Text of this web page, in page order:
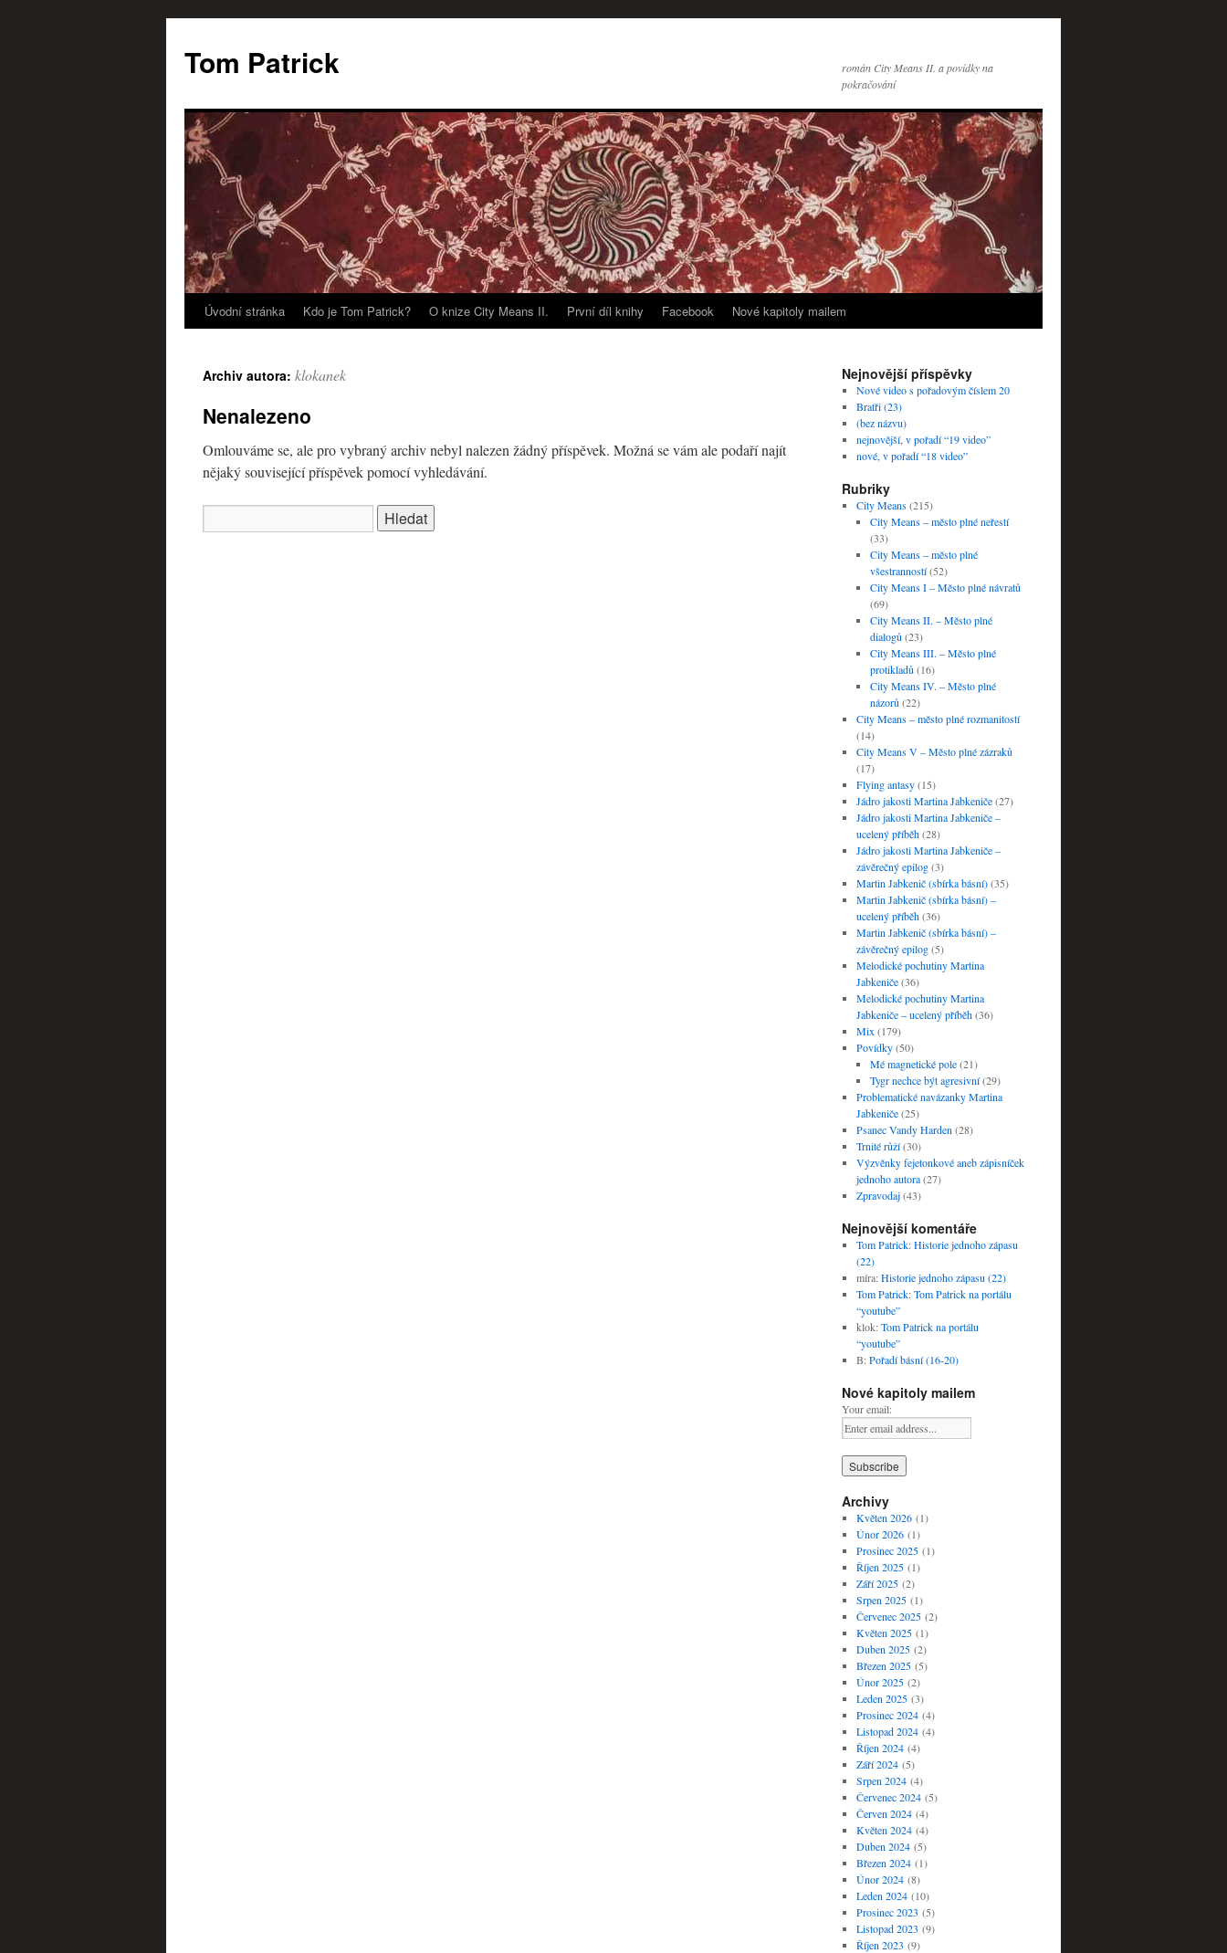
Tom Patrick
román City Means II. a povídky na
pokračování
Přejít
obsahu
webu
Úvodní stránka Kdo je Tom Patrick? O knize City Means II. První díl knihy Facebook Nové kapitoly mailem
Archiv autora: klokanek
Nenalezeno
Omlouváme se, ale pro vybraný archiv nebyl nalezen žádný příspěvek. Možná se vám ale podaří najít
nějaký související příspěvek pomocí vyhledávání.
Nejnovější příspěvky
Nové video s pořadovým číslem 20
Bratři (23)
(bez názvu)
nejnovější, v pořadí “19 video”
nové, v pořadí “18 video”
Rubriky
City Means(215)
City Means – město plné neřestí
(33)
City Means – město plné
všestranností(52)
City Means I – Město plné návratů
(69)
City Means II. – Město plné
dialogů (23)
City Means III. – Město plné
protikladů (16)
City Means IV. – Město plné
názorů (22)
City Means – město plné rozmanitostí
(14)
City Means V – Město plné zázraků
(17)
Flying antasy(15)
Jádro jakosti Martina Jabkeniče(27)
Jádro jakosti Martina Jabkeniče –
ucelený příběh(28)
Jádro jakosti Martina Jabkeniče –
závěrečný epilog(3)
Martin Jabkenič (sbírka básní)(35)
Martin Jabkenič (sbírka básní) –
ucelený příběh(36)
Martin Jabkenič (sbírka básní) –
závěrečný epilog(5)
Melodické pochutiny Martina
Jabkeniče(36)
Melodické pochutiny Martina
Jabkeniče – ucelený příběh(36)
Mix (179)
Povídky(50)
Mé magnetické pole(21)
Tygr nechce být agresivní(29)
Problematické navázanky Martina
Jabkeniče(25)
Psanec Vandy Harden (28)
Trnité růží(30)
Výzvěnky fejetonkové aneb zápisníček
jednoho autora(27)
Zpravodaj(43)
Nejnovější komentáře
Tom Patrick:Historie jednoho zápasu
(22)
míra:Historie jednoho zápasu (22)
Tom Patrick:Tom Patrick na portálu
“youtube”
klok:Tom Patrick na portálu
“youtube”
B:Pořadí básní (16-20)
Nové kapitoly mailem
Your email:
Archivy
Květen 2026(1)
Únor 2026(1)
Prosinec 2025(1)
Říjen 2025(1)
Září 2025(2)
Srpen 2025(1)
Červenec 2025(2)
Květen 2025(1)
Duben 2025(2)
Březen 2025(5)
Únor 2025(2)
Leden 2025(3)
Prosinec 2024(4)
Listopad 2024(4)
Říjen 2024(4)
Září 2024(5)
Srpen 2024(4)
Červenec 2024(5)
Červen 2024(4)
Květen 2024(4)
Duben 2024(5)
Březen 2024(1)
Únor 2024(8)
Leden 2024(10)
Prosinec 2023 (5)
Listopad 2023 (9)
Říjen 2023 (9)